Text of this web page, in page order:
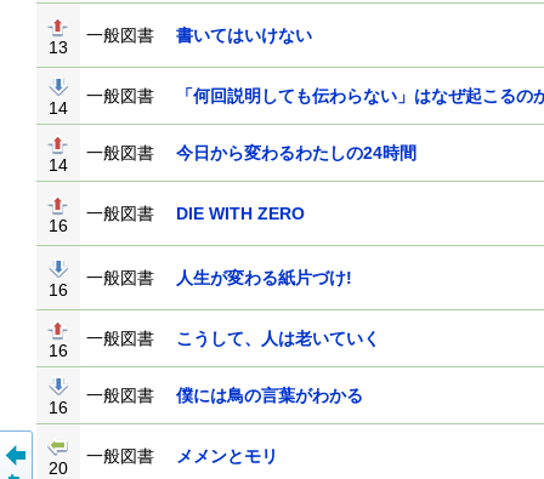
13
一般図書 書いてはいけない
14
一般図書 「何回説明しても伝わらない」はなぜ起
14
一般図書 今日から変わるわたしの24時間
16
一般図書 DIE WITH ZERO
16
一般図書 人生が変わる紙片づけ!
16
一般図書 こうして、人は老いていく
16
一般図書 僕には鳥の言葉がわかる
20
一般図書 メメンとモリ